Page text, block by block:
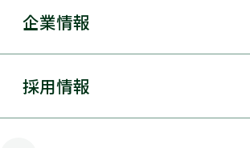
太陽光発電
環境アセスメント
気象テクノロジー
総合数値気象予測システムSYNFOS
企業情報
日本気象協会とは
組織概要
採用情報